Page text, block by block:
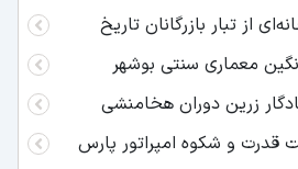
از تبار بازرگانان تاریخ
معماری سنتی بوشهر
زرین دوران هخامنشی
قدرت و شکوه امپراتور پارس